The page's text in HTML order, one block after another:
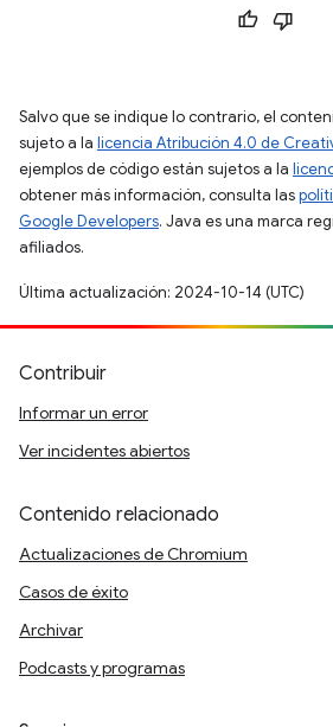
Salvo que se indique lo contrario, el
sujeto a la licencia Atribución 4.0 de
ejemplos de código están sujetos a la
obtener más información, consulta las
Google Developers. Java es una marca
afiliados.
Última actualización: 2024-10-14 (UTC)
Contribuir
Informar un error
Ver incidentes abiertos
Contenido relacionado
Actualizaciones de Chromium
Casos de éxito
Archivar
Podcasts y programas